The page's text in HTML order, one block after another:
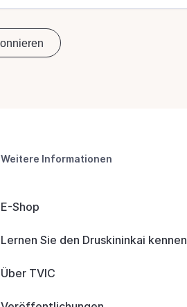
Weitere Informationen
E-Shop
Lernen Sie den Druskininkai kennen
Über TVIC